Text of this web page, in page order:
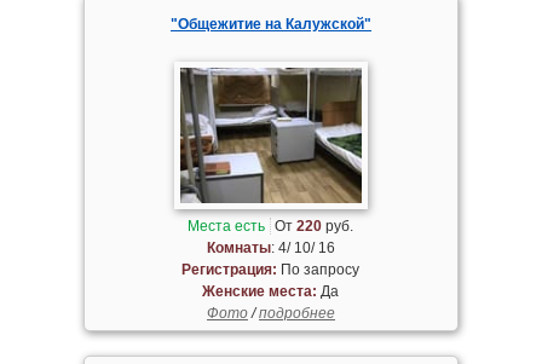
"Общежитие на Калужской"
Места есть От220 руб.
Комнаты: 4/ 10/ 16
Регистрация: По запросу
Женские места: Да
Фото/подробнее